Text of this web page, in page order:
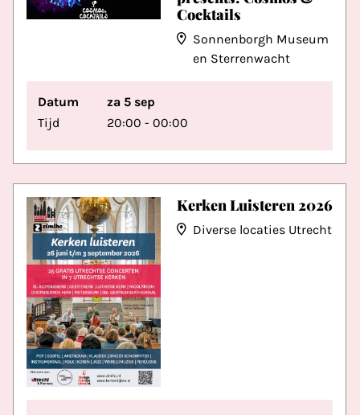
Cocktails
Sonnenborgh Museum
en Sterrenwacht
Datum
za 5 sep
Tijd
20:00 - 00:00
Kerken Luisteren 2026
Diverse locaties Utrecht